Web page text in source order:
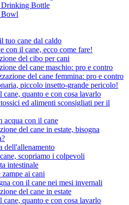
Drinking Bottle
Bowl
tuo cane dal caldo
con il cane, ecco come fare!
del cibo per cani
del cane maschio: pro e contro
del cane femmina: pro e contro
piccolo insetto-grande pericolo!
cane, quanto e con cosa lavarlo
ed alimenti sconsigliati per il
acqua con il cane
del cane in estate, bisogna
dell'allenamento
scopriamo i colpevoli
intestinale
ai cani
con il cane nei mesi invernali
del cane in estate
cane, quanto e con cosa lavarlo